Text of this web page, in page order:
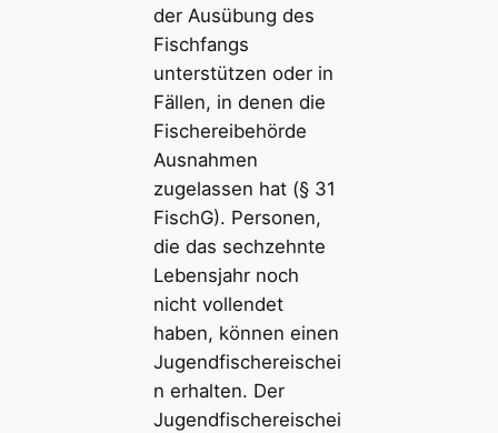
der Ausübung des
Fischfangs
unterstützen oder in
Fällen, in denen die
Fischereibehörde
Ausnahmen
zugelassen hat (§ 31
FischG). Personen,
die das sechzehnte
Lebensjahr noch
nicht vollendet
haben, können einen
Jugendfischereischei
n erhalten. Der
Jugendfischereischei